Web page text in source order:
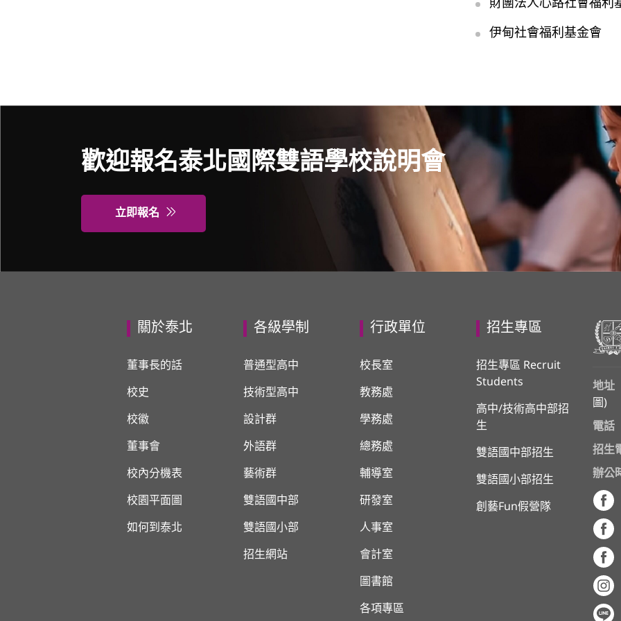
財團法人心路社會福利
伊甸社會福利基金會
歡迎報名泰北國際雙語學校說明會
立即報名
關於泰北
董事長的話
校史
校徽
董事會
校內分機表
校園平面圖
如何到泰北
各級學制
普通型高中
技術型高中
設計群
外語群
藝術群
雙語國中部
雙語國小部
招生網站
行政單位
校長室
教務處
學務處
總務處
輔導室
研發室
人事室
會計室
圖書館
各項專區
招生專區
招生專區 Recruit
Students
高中/技術高中部招
生
雙語國中部招生
雙語國小部招生
創藝Fun假營隊
地址
圖 )
電話
招生
辦公